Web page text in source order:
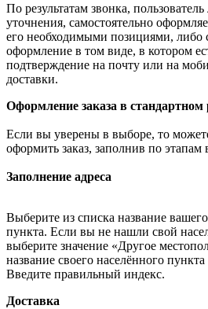
По результатам звонка,
уточнения, самостоятельно
его необходимыми позициями, либо
оформление в том виде, в котором
подтверждение на почту или на
доставки.
Оформление заказа в
Если вы уверены в выборе, то
оформить заказ, заполнив по
Заполнение адреса
Выберите из списка название
пункта. Если вы не нашли свой
выберите значение «Другое
название своего населённого
Введите правильный индекс.
Доставка